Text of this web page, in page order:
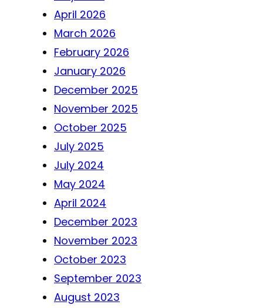
April 2026
March 2026
February 2026
January 2026
December 2025
November 2025
October 2025
July 2025
July 2024
May 2024
April 2024
December 2023
November 2023
October 2023
September 2023
August 2023